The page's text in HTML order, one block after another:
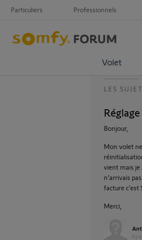
Particuliers Professionnels
Volet
LES
Bonjour,
Mon volet
vient mais je
n’arrivais
facture
Merci,
il y